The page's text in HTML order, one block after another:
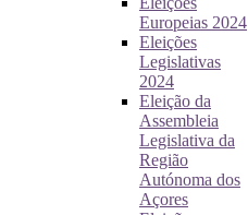
Europeias 2024
Eleições
Legislativas
2024
Eleição da
Assembleia
Legislativa da
Região
Autónoma dos
Açores